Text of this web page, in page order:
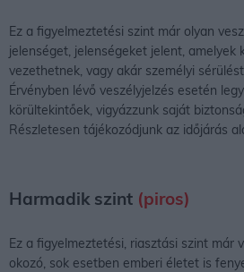
Ez a figyelmeztetési szint már olyan
jelenséget, jelenségeket jelent, amelyek
vezethetnek, vagy akár személyi
Érvényben lévő veszélyjelzés esetén
körültekintőek, vigyázzunk saját
Részletesen tájékozódjunk az időjárás
Harmadik szint (piros)
Ez a figyelmeztetési, riasztási szint már
okozó, sok esetben emberi életet is